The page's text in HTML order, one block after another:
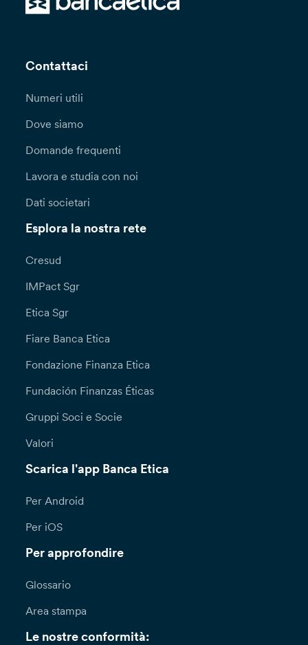
Contattaci
Numeri utili
Dove siamo
Domande frequenti
Lavora e studia con noi
Dati societari
Esplora la nostra rete
Cresud
IMPact Sgr
Etica Sgr
Fiare Banca Etica
Fondazione Finanza Etica
Fundación Finanzas Éticas
Gruppi Soci e Socie
Valori
Scarica l'app Banca Etica
Per Android
Per iOS
Per approfondire
Glossario
Area stampa
Le nostre conformità: